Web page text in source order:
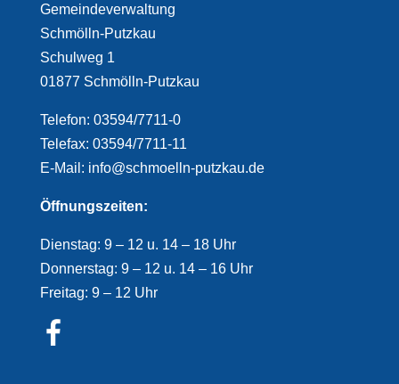
Gemeindeverwaltung
Schmölln-Putzkau
Schulweg 1
01877 Schmölln-Putzkau
Telefon: 03594/7711-0
Telefax: 03594/7711-11
E-Mail: info@schmoelln-putzkau.de
Öffnungszeiten:
Dienstag: 9 – 12 u. 14 – 18 Uhr
Donnerstag: 9 – 12 u. 14 – 16 Uhr
Freitag: 9 – 12 Uhr